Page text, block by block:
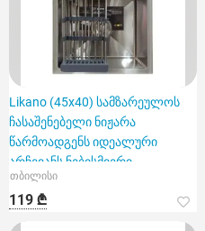
Likano (45x40) სამზარეულოს
ჩასაშენებელი ნიჟარა
წარმოადგენს იდეალური
არჩევანს ნებისმიერი
სამზარეულოსთ
თბილისი
119 ₾